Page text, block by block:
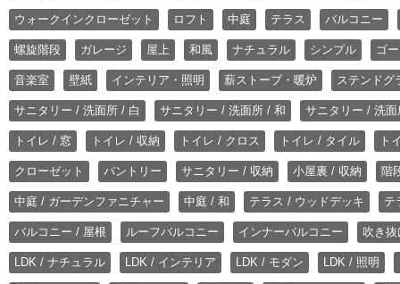
ウォークインクローゼット ロフト 中庭 テラス バルコニー
螺旋階段 ガレージ 屋上 和風 ナチュラル シンプル ゴ
音楽室 壁紙 インテリア・照明 薪ストーブ・暖炉 ステンドグ
サニタリー / 洗面所 / 白 サニタリー / 洗面所 / 和 サニタリー / 洗
トイレ / 窓 トイレ / 収納 トイレ / クロス トイレ / タイル ト
クローゼット パントリー サニタリー / 収納 小屋裏 / 収納 階
中庭 / ガーデンファニチャー 中庭 / 和 テラス / ウッドデッキ テ
バルコニー / 屋根 ルーフバルコニー インナーバルコニー 吹き
LDK / ナチュラル LDK / インテリア LDK / モダン LDK / 照明